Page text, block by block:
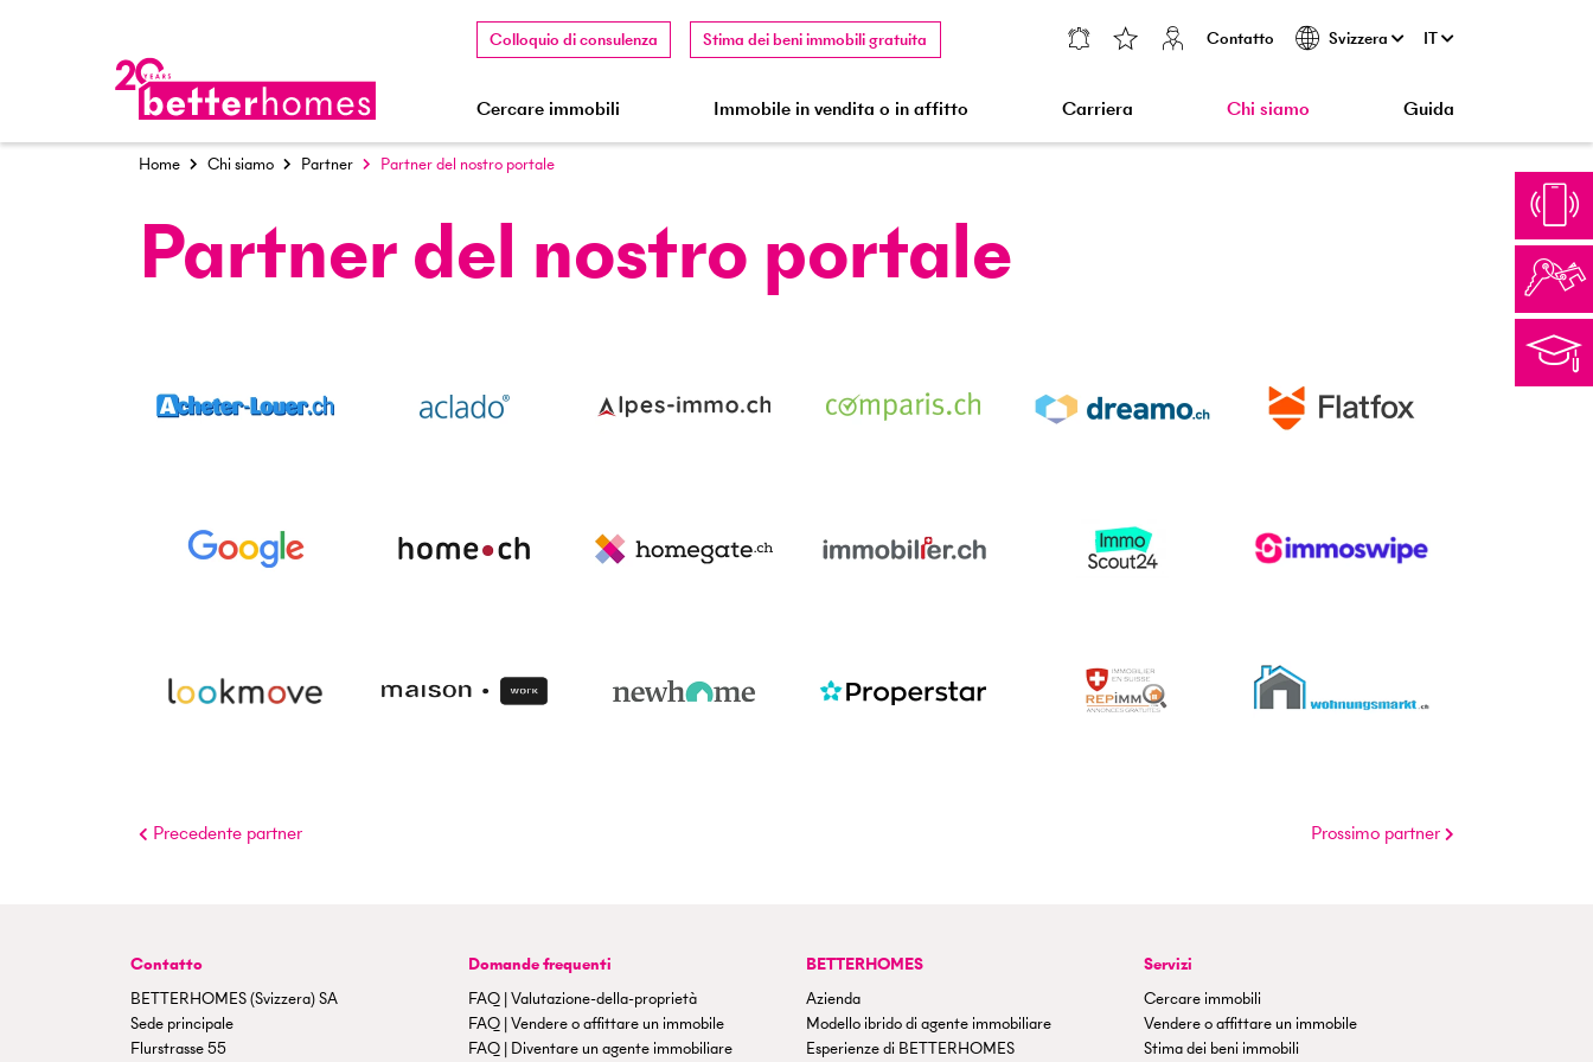
Colloquio di consulenza Stima dei beni immobili gratuita Contatto Svizzera IT
Cercare immobili Immobile in vendita o in affitto Carriera Chi siamo
STRUCTOGRAM
Guida
Home Chi siamo Partner Partner del nostro portale
Partner del nostro portale
Precedente partner Prossimo partner
Contatto
BETTERHOMES (Svizzera) SA
Sede principale
Flurstrasse 55
Domande frequenti
FAQ | Valutazione-della-proprietà
FAQ | Vendere o affittare un immobile
FAQ | Diventare un agente immobiliare
BETTERHOMES
Azienda
Modello ibrido di agente immobiliare
Esperienze di BETTERHOMES
Servizi
Cercare immobili
Vendere o affittare un immobile
Stima dei beni immobili